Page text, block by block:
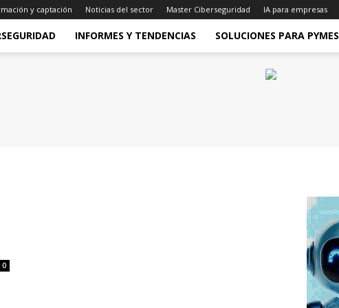
y captación Noticias del sector Master Ciberseguridad IA para empresas
INFORMES Y TENDENCIAS SOLUCIONES PARA PYMES
0